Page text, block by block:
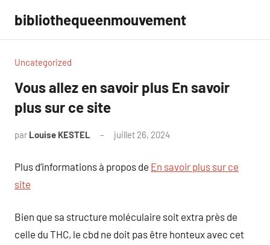
contenu
bibliothequeenmouvement
Uncategorized
Vous allez en savoir plus En savoir
plus sur ce site
par Louise KESTEL juillet 26, 2024
Plus d’informations à propos de En savoir plus sur ce
site
Bien que sa structure moléculaire soit extra près de
celle du THC, le cbd ne doit pas être honteux avec cet